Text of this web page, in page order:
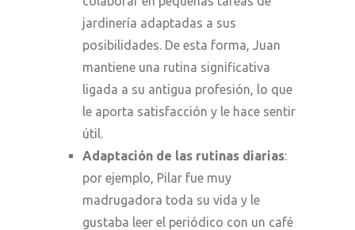
jardinería adaptadas a sus
posibilidades. De esta forma, Juan
mantiene una rutina significativa
ligada a su antigua profesión, lo que
le aporta satisfacción y le hace sentir
útil.
Adaptación de las rutinas diarias:
por ejemplo, Pilar fue muy
madrugadora toda su vida y le
gustaba leer el periódico con un café